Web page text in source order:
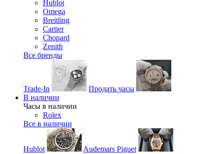
Hublot
Omega
Breitling
Cartier
Chopard
Zenith
Все бренды
Trade-In
Продать часы
В наличии
Часы в наличии
Rolex
Все в наличии
Hublot Audemars Piguet